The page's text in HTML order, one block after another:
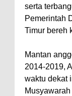
serta
Pemerintah
Timur bereh
Mantan
2014-2019,
waktu dekat